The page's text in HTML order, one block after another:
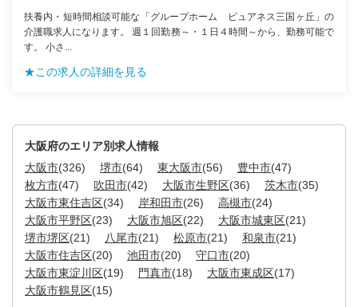
扶養内・短時間相談可能な「グループホーム ピュアネス三国ヶ丘」の
介護職求人になります。 週１回勤務～・１日４時間～から、勤務可能で
す。 小さ...
★この求人の詳細を見る
大阪府のエリア別求人情報
大阪市(326) 堺市(64) 東大阪市(56) 豊中市(47)
枚方市(47) 吹田市(42) 大阪市生野区(36) 茨木市(35)
大阪市東住吉区(34) 岸和田市(26) 高槻市(24)
大阪市平野区(23) 大阪市旭区(22) 大阪市城東区(21)
堺市堺区(21) 八尾市(21) 松原市(21) 和泉市(21)
大阪市住吉区(20) 池田市(20) 守口市(20)
大阪市東淀川区(19) 門真市(18) 大阪市東成区(17)
大阪市鶴見区(15)